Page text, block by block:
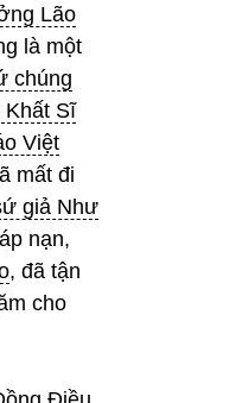
Lão
là một
chúng
Khất Sĩ
Việt
mất đi
giả Như
nạn,
, đã tận
cho